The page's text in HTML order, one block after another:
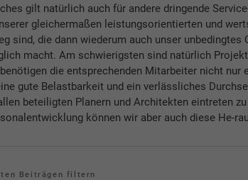
gilt natürlich auch für andere dringende
gleichermaßen leistungsorientierten und
sind, die dann wiederum auch unser unbedingtes
macht. Am schwierigsten sind natürlich
die entsprechenden Mitarbeiter nicht nur
gute Belastbarkeit und ein verlässliches
beteiligten Planern und Architekten eintreten
können wir aber auch diese He-
Beiträgen filtern